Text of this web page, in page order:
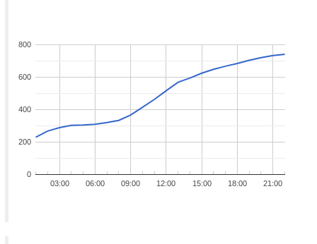
03:00 06:00 09:00 12:00 15:00 18:00 21:00
0
200
400
600
800